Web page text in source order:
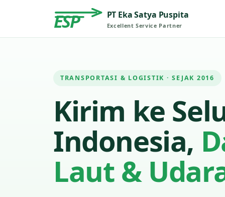
ESP PT Eka Satya Puspita
Excellent Service Partner
TRANSPORTASI & LOGISTIK · SEJAK 2016
Kirim ke
Indonesia,
Laut &